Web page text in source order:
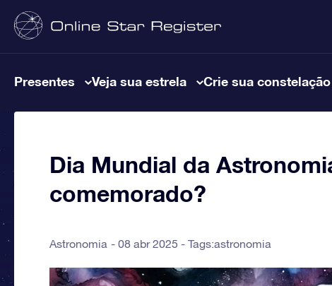
Presentes Veja sua estrela Crie sua constelação
Dia Mundial da
comemorado?
Astronomia 08 abr 2025 - Tags:astronomia